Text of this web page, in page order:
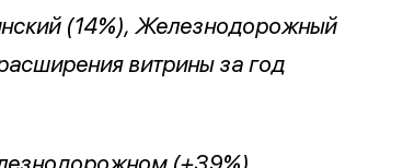
(14%), Железнодорожный
витрины за год